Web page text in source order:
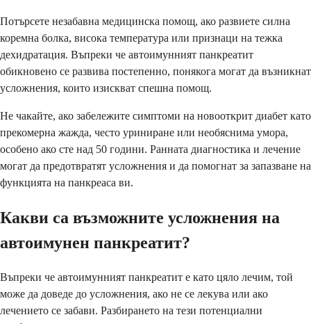
Потърсете незабавна медицинска помощ, ако развиете силна
коремна болка, висока температура или признаци на тежка
дехидратация. Въпреки че автоимунният панкреатит
обикновено се развива постепенно, понякога могат да възникнат
усложнения, които изискват спешна помощ.
Не чакайте, ако забележите симптоми на новооткрит диабет като
прекомерна жажда, често уриниране или необяснима умора,
особено ако сте над 50 години. Ранната диагностика и лечение
могат да предотвратят усложнения и да помогнат за запазване на
функцията на панкреаса ви.
Какви са възможните усложнения на
автоимунен панкреатит?
Въпреки че автоимунният панкреатит е като цяло лечим, той
може да доведе до усложнения, ако не се лекува или ако
лечението се забави. Разбирането на тези потенциални